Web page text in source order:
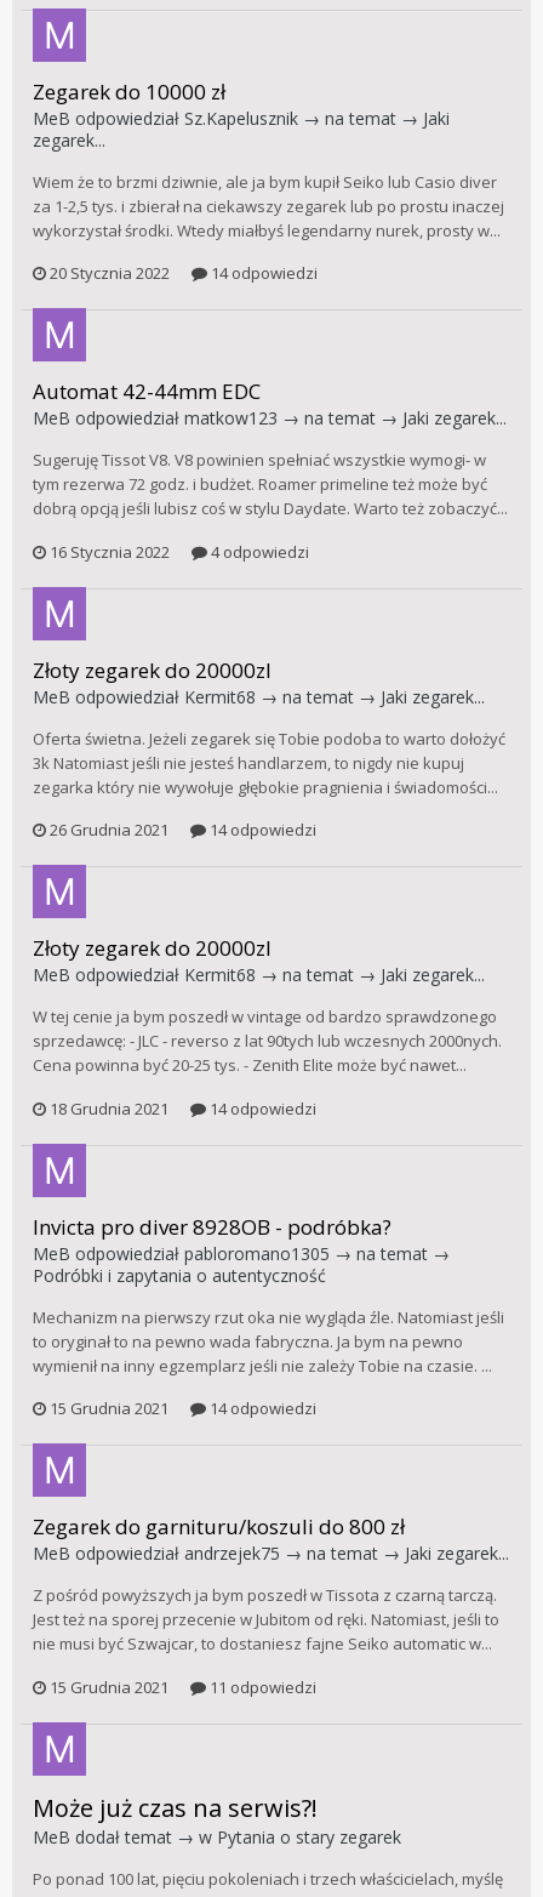
Zegarek do 10000 zł
MeB odpowiedział Sz.Kapelusznik → na temat → Jaki
zegarek...
Wiem że to brzmi dziwnie, ale ja bym kupił Seiko lub Casio diver
za 1-2,5 tys. i zbierał na ciekawszy zegarek lub po prostu inaczej
wykorzystał środki. Wtedy miałbyś legendarny nurek, prosty w...
20 Stycznia 2022
14 odpowiedzi
Automat 42-44mm EDC
MeB odpowiedział matkow123 → na temat → Jaki zegarek...
Sugeruję Tissot V8. V8 powinien spełniać wszystkie wymogi- w
tym rezerwa 72 godz. i budżet. Roamer primeline też może być
dobrą opcją jeśli lubisz coś w stylu Daydate. Warto też zobaczyć...
16 Stycznia 2022
4 odpowiedzi
Złoty zegarek do 20000zl
MeB odpowiedział Kermit68 → na temat → Jaki zegarek...
Oferta świetna. Jeżeli zegarek się Tobie podoba to warto dołożyć
3k Natomiast jeśli nie jesteś handlarzem, to nigdy nie kupuj
zegarka który nie wywołuje głębokie pragnienia i świadomości...
26 Grudnia 2021
14 odpowiedzi
Złoty zegarek do 20000zl
MeB odpowiedział Kermit68 → na temat → Jaki zegarek...
W tej cenie ja bym poszedł w vintage od bardzo sprawdzonego
sprzedawcę: - JLC - reverso z lat 90tych lub wczesnych 2000nych.
Cena powinna być 20-25 tys. - Zenith Elite może być nawet...
18 Grudnia 2021
14 odpowiedzi
Invicta pro diver 8928OB - podróbka?
MeB odpowiedział pabloromano1305 → na temat →
Podróbki i zapytania o autentyczność
Mechanizm na pierwszy rzut oka nie wygląda źle. Natomiast jeśli
to oryginał to na pewno wada fabryczna. Ja bym na pewno
wymienił na inny egzemplarz jeśli nie zależy Tobie na czasie. ...
15 Grudnia 2021
14 odpowiedzi
Zegarek do garnituru/koszuli do 800 zł
MeB odpowiedział andrzejek75 → na temat → Jaki zegarek...
Z pośród powyższych ja bym poszedł w Tissota z czarną tarczą.
Jest też na sporej przecenie w Jubitom od ręki. Natomiast, jeśli to
nie musi być Szwajcar, to dostaniesz fajne Seiko automatic w...
15 Grudnia 2021
11 odpowiedzi
Może już czas na serwis?!
MeB dodał temat → w Pytania o stary zegarek
Po ponad 100 lat, pięciu pokoleniach i trzech właścicielach, myślę